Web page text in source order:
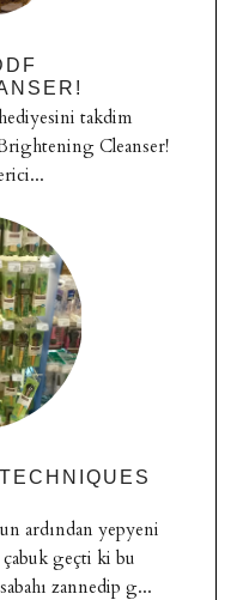
takdim
Cleanser!
ardından yepyeni
çabuk geçti ki bu
zannedip g...